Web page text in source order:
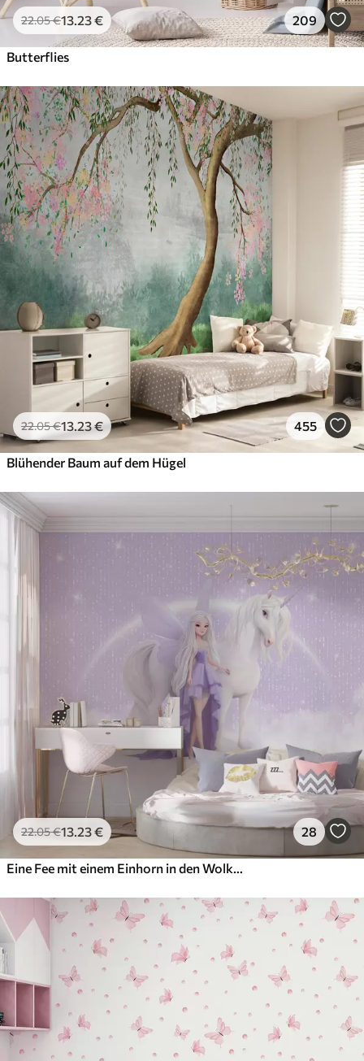
22.05€13 .23€ 209
Butterflies
22.05€13 .23€ 455
Blühender Baum auf dem Hügel
22.05€13 .23€ 28